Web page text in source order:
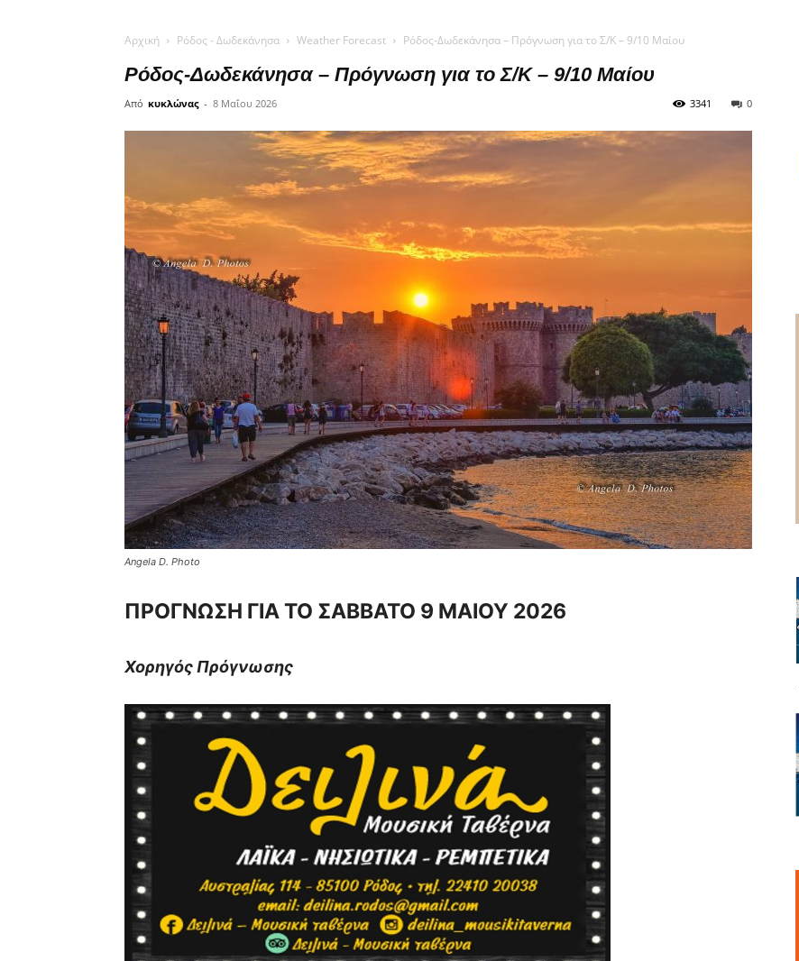
Αρχική Ρόδος - Δωδεκάνησα Weather Forecast Ρόδος-Δωδεκάνησα – Πρόγνωση για το Σ/Κ – 9/10 Μαίου
Ρόδος-Δωδεκάνησα – Πρόγνωση για το Σ/Κ – 9/10 Μαίου
Από κυκλώνας - 8 Μαΐου 2026 0
3341
Angela D. Photo
ΠΡΟΓΝΩΣΗ ΓΙΑ ΤΟ ΣΑΒΒΑΤΟ 9 ΜΑΙΟΥ 2026
Χορηγός Πρόγνωσης